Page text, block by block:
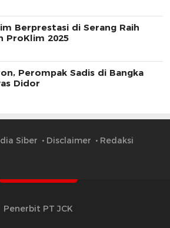
Berprestasi di Serang Raih
ProKlim 2025
Perompak Sadis di Bangka
Didor
Siber Disclaimer Redaksi
Penerbit PT JCK